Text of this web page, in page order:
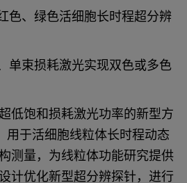
色、绿色活细胞长时程超分辨
单束损耗激光实现双色或多色
低饱和损耗激光功率的新型方
用于活细胞线粒体长时程动态
测量，为线粒体功能研究提供
计优化新型超分辨探针，进行